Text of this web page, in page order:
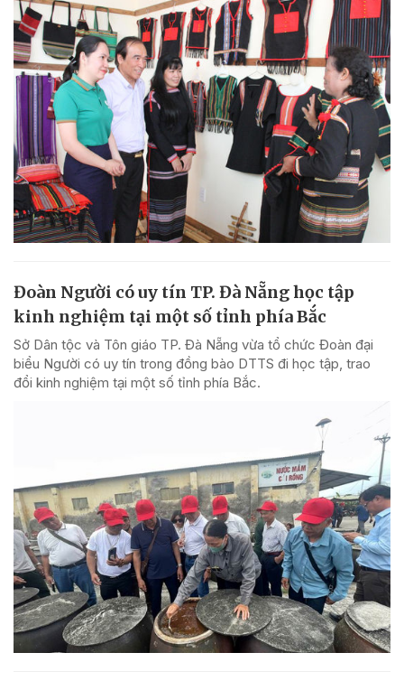
Đoàn Người có uy tín TP. Đà Nẵng học tập
kinh nghiệm tại một số tỉnh phía Bắc
Sở Dân tộc và Tôn giáo TP. Đà Nẵng vừa tổ chức Đoàn đại
biểu Người có uy tín trong đồng bào DTTS đi học tập, trao
đổi kinh nghiệm tại một số tỉnh phía Bắc.